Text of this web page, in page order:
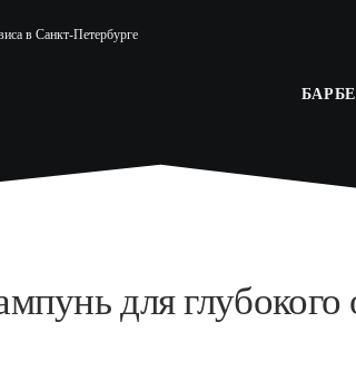
в Санкт-Петербурге
для